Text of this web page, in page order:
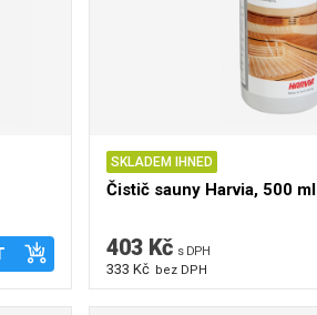
SKLADEM IHNED
Čistič sauny Harvia, 500 ml
403 Kč s DPH
333 Kč bez DPH